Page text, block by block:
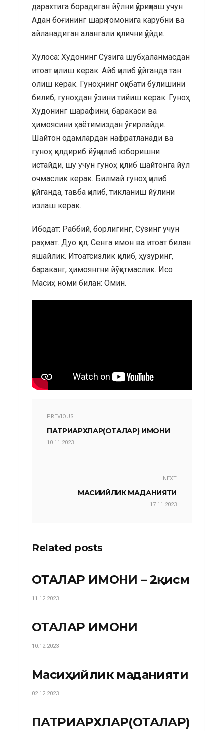
дарахтига борадиган йўлни қўриқлаш учун
Адан боғининг шарқ томонига карубни ва
айланадиган алангали қилични қўйди.
Хулоса: Худонинг Сўзига шубҳаланмасдан
итоат қилиш керак. Айб қилиб қўйганда тан
олиш керак. Гуноҳнинг оқибати бўлишини
билиб, гуноҳдан ўзини тийиш керак. Гуноҳ
Худонинг шарафини, баракаси ва
ҳимоясини ҳаётимиздан ўғирлайди.
Шайтон одамлардан нафратланади ва
гуноҳ қилдириб йўқ қилиб юборишни
истайди, шу учун гуноҳ қилиб шайтонга йўл
очмаслик керак. Билмай гуноҳ қилиб
қўйганда, тавба қилиб, тикланиш йўлини
излаш керак.
Ибодат: Раббий, борлигинг, Сўзинг учун
раҳмат. Дуо қил, Сенга имон ва итоат билан
яшайлик. Итоатсизлик қилиб, ҳузуринг,
бараканг, ҳимоянгни йўқотмаслик. Исо
Масиҳ номи билан: Омин.
PREVIOUS
ПАТРИАРХЛАР(ОТАЛАР) ИМОНИ
10.11.2023
NEXT
МАСИҲИЙЛИК МАДАНИЯТИ
17.11.2023
Related posts
ОТАЛАР ИМОНИ – 2қисм
11.12.2023
ОТАЛАР ИМОНИ
10.12.2023
Масиҳийлик маданияти
02.12.2023
ПАТРИАРХЛАР(ОТАЛАР)